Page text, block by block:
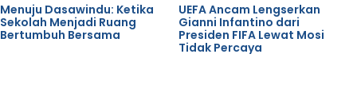
Menuju Dasawindu: Ketika
Sekolah Menjadi Ruang
Bertumbuh Bersama
UEFA Ancam Lengserkan
Gianni Infantino dari
Presiden FIFA Lewat Mosi
Tidak Percaya